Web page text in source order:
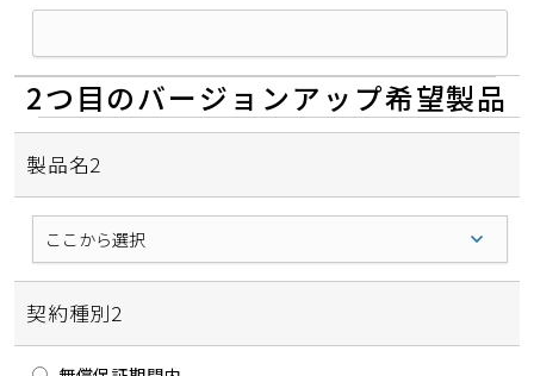
2つ目のバージョンアップ希望製品
製品名2
契約種別2